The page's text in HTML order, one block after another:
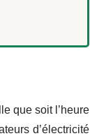
que soit l’heure
d’électricité